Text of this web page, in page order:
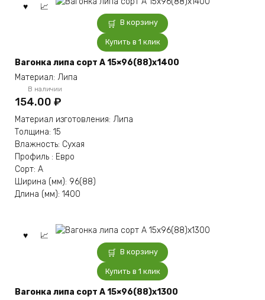
В корзину
Купить в 1 клик
Вагонка липа сорт А 15×96(88)x1400
Материал: Липа
В наличии
154.00 ₽
Материал изготовления: Липа
Толщина: 15
Влажность: Сухая
Профиль : Евро
Сорт: А
Ширина (мм): 96(88)
Длина (мм): 1400
В корзину
Купить в 1 клик
Вагонка липа сорт А 15×96(88)x1300